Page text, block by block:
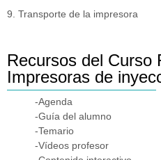
9. Transporte de la impresora
Recursos del Curso
Impresoras de
-Agenda
-Guía del alumno
-Temario
-Vídeos profesor